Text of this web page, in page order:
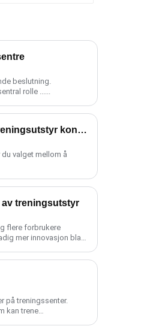
beslutning.
rolle ......
Fordeler og ulemper ved å kjøpe fra en leverandør av treningsutstyr kontra en treningsutstyrsfabrikk
valget mellom å
av treningsutstyr
flere forbrukere
mer innovasjon blant
på treningssenter.
kan trene